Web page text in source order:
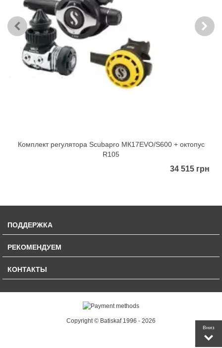
Вниз
Комплект регулятора Scubapro MК17EVO/S600 + октопус
R105
34 515 грн
ПОДДЕРЖКА
РЕКОМЕНДУЕМ
КОНТАКТЫ
Copyright © Batiskaf 1996 - 2026